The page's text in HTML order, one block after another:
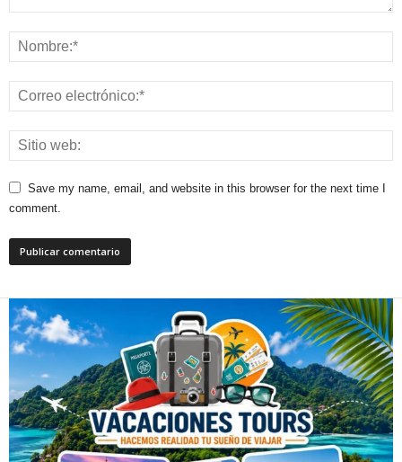
Save my name, email, and website in this browser for the next time I
comment.